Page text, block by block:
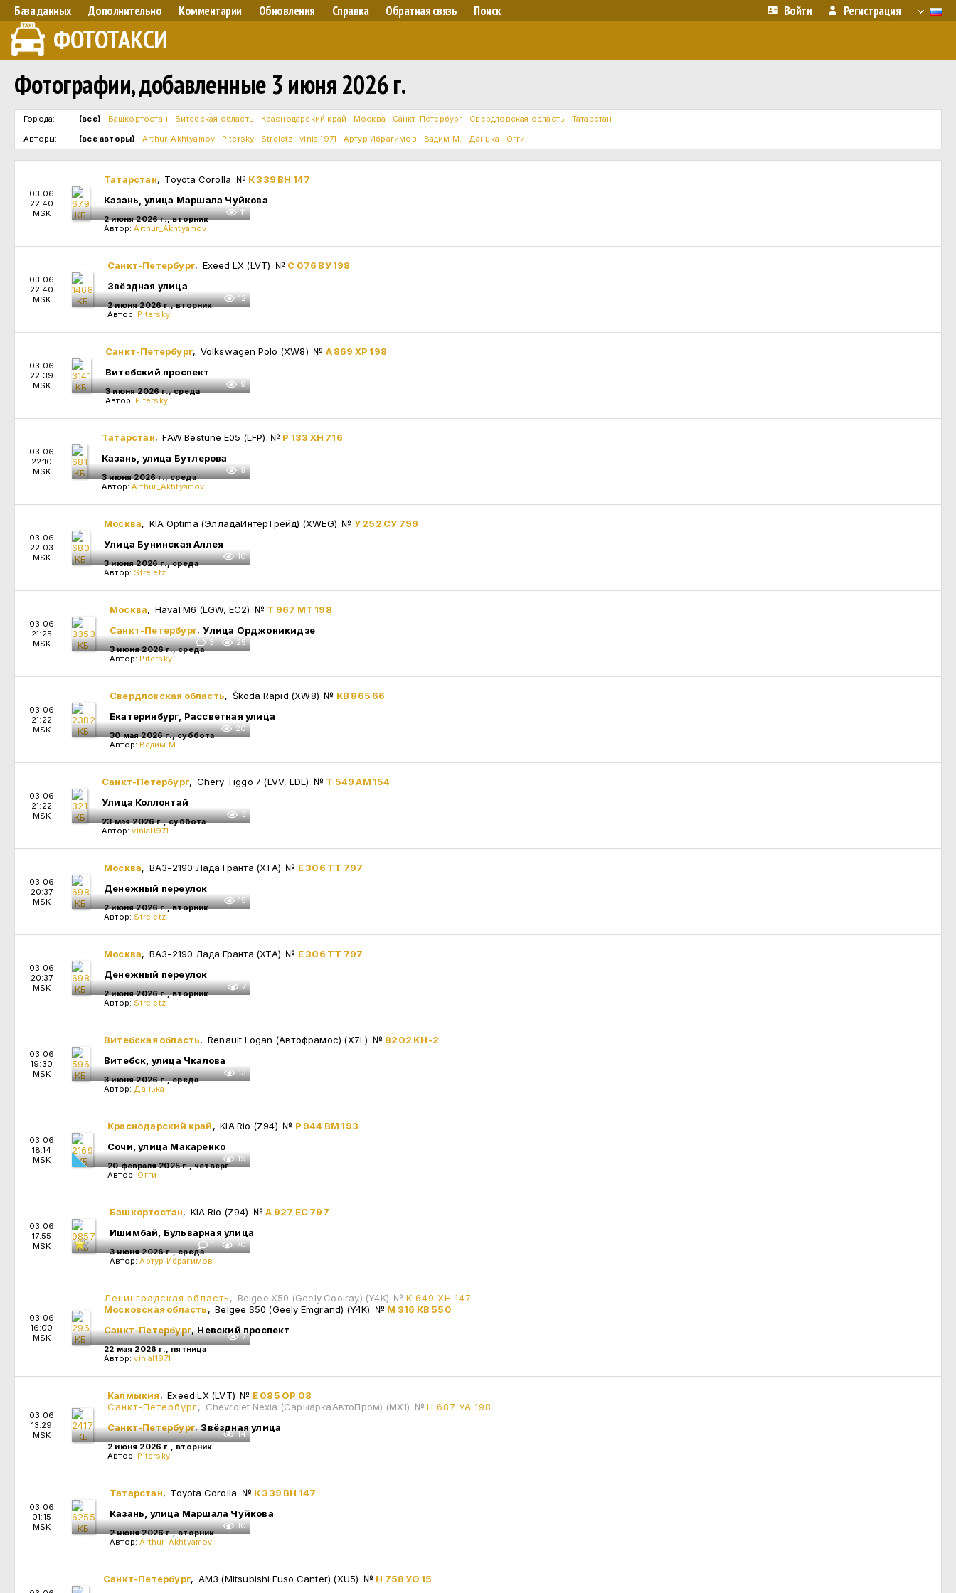
База данных Дополнительно Комментарии Обновления Справка Обратная связь Поиск Войти Регистрация
ФОТОТАКСИ
Фотографии, добавленные 3 июня 2026 г.
Города: (все) · Башкортостан · Витебская область · Краснодарский край · Москва · Санкт-Петербург · Свердловская область · Татарстан
Авторы:
(все авторы) ·Arthur_Akhtyamov · Pitersky · Streletz ·vinial1971 · Артур Ибрагимов · Вадим М. · Данька · Огги
03.06
22:40
MSK
11
Татарстан, Toyota Corolla № К 339 ВН 147
Казань, улица Маршала Чуйкова
2 июня 2026 г., вторник
Автор:Arthur_Akhtyamov
03.06
22:40
MSK
12
Санкт-Петербург, Exeed LX (LVT) № С 076 ВУ 198
Звёздная улица
2 июня 2026 г., вторник
Автор: Pitersky
03.06
22:39
MSK
9
Санкт-Петербург, Volkswagen Polo (XW8) № А 869 ХР 198
Витебский проспект
3 июня 2026 г., среда
Автор: Pitersky
03.06
22:10
MSK
9
Татарстан, FAW Bestune E05 (LFP) № Р 133 ХН 716
Казань, улица Бутлерова
3 июня 2026 г., среда
Автор:Arthur_Akhtyamov
03.06
22:03
MSK
10
Москва, KIA Optima (ЭлладаИнтерТрейд) (XWEG) № У 252 СУ 799
Улица Бунинская Аллея
3 июня 2026 г., среда
Автор: Streletz
03.06
21:25
MSK
3 25
Москва, Haval M6 (LGW, EC2) № Т 967 МТ 198
Санкт-Петербург,Улица Орджоникидзе
3 июня 2026 г., среда
Автор: Pitersky
03.06
21:22
MSK
20
Свердловская область, Škoda Rapid (XW8) № КВ 865 66
Екатеринбург, Рассветная улица
30 мая 2026 г., суббота
Автор: Вадим М.
03.06
21:22
MSK
3
Санкт-Петербург, Chery Tiggo 7 (LVV, EDE) № Т 549 АМ 154
Улица Коллонтай
23 мая 2026 г., суббота
Автор:vinial1971
03.06
20:37
MSK
15
Москва, ВАЗ-2190 Лада Гранта (XTA) № Е 306 ТТ 797
Денежный переулок
2 июня 2026 г., вторник
Автор: Streletz
03.06
20:37
MSK
7
Москва, ВАЗ-2190 Лада Гранта (XTA) № Е 306 ТТ 797
Денежный переулок
2 июня 2026 г., вторник
Автор: Streletz
03.06
19:30
MSK
13
Витебская область, Renault Logan (Автофрамос) (X7L) № 8202 KH-2
Витебск, улица Чкалова
3 июня 2026 г., среда
Автор: Данька
03.06
18:14
MSK
19
Краснодарский край, KIA Rio (Z94) № Р 944 ВМ 193
Сочи, улица Макаренко
20 февраля 2025 г., четверг
Автор: Огги
03.06
17:55
MSK
1 70
Башкортостан, KIA Rio (Z94) №А 927 ЕС 797
Ишимбай, Бульварная улица
3 июня 2026 г., среда
Автор:Артур Ибрагимов
03.06
16:00
MSK
7
Ленинградская область, Belgee X50 (Geely Coolray) (Y4K) № К 649 ХН 147
Московская область, Belgee S50 (Geely Emgrand) (Y4K) № М 316 КВ 550
Санкт-Петербург,Невский проспект
22 мая 2026 г., пятница
Автор:vinial1971
03.06
13:29
MSK
14
Калмыкия, Exeed LX (LVT) № Е 085 ОР 08
Санкт-Петербург, Chevrolet Nexia (СарыаркаАвтоПром) (MX1) №Н 687 УА 198
Санкт-Петербург,Звёздная улица
2 июня 2026 г., вторник
Автор: Pitersky
03.06
01:15
MSK
10
Татарстан, Toyota Corolla № К 339 ВН 147
Казань, улица Маршала Чуйкова
2 июня 2026 г., вторник
Автор:Arthur_Akhtyamov
Санкт-Петербург, АМЗ (Mitsubishi Fuso Canter) (XU5) № Н 758 УО 15